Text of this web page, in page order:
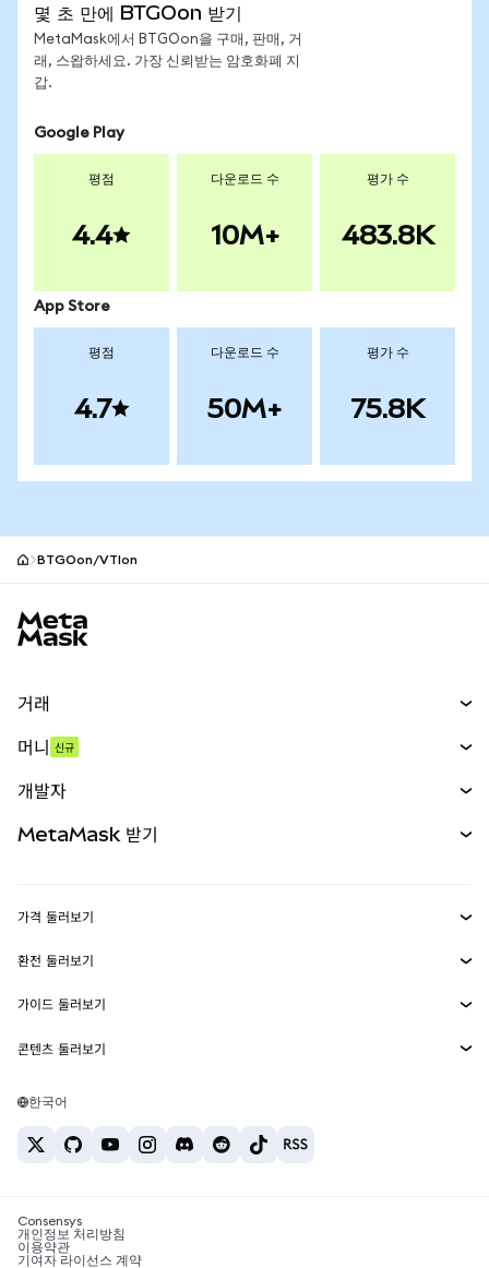
몇 초 만에 BTGOon 받기
MetaMask에서 BTGOon을 구매, 판매, 거
래, 스왑하세요. 가장 신뢰받는 암호화폐 지
갑.
Google Play
평점
4.4
다운로드 수
10M+
평가 수
483.8K
App Store
평점
4.7
다운로드 수
50M+
평가 수
75.8K
BTGOon/VTIon
거래
무기한 선물
실물자산
머니 신규
개발자
MetaMask Connect
Snaps
웹3 서비스
MetaMask 받기
보안
고객 지원
채용
가격 둘러보기
이더리움 가격
솔라나 가격
테더 가격
환전 둘러보기
ETH를 USD로 환전
USDT를 INR로 환전
BTC를 INR로 환전
ETH를 USDT로 환전
가이드 둘러보기
ETH 매수
USDT 매수
SHIB 매수
BNB 매수
콘텐츠 둘러보기
솔라나 지갑
암호화폐 세금 뉴스
암호화폐 매수 방법
한국어
Consensys
개인정보 처리방침
이용약관
기여자 라이선스 계약